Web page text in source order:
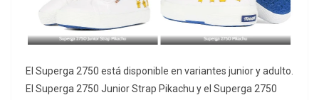
El Superga 2750 está disponible en variantes junior y adulto.
El Superga 2750 Junior Strap Pikachu y el Superga 2750